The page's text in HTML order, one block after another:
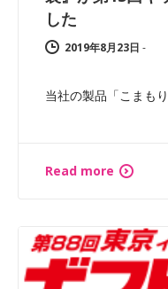
した
2019年8月23日 -
当社の製品「こまも
Read more